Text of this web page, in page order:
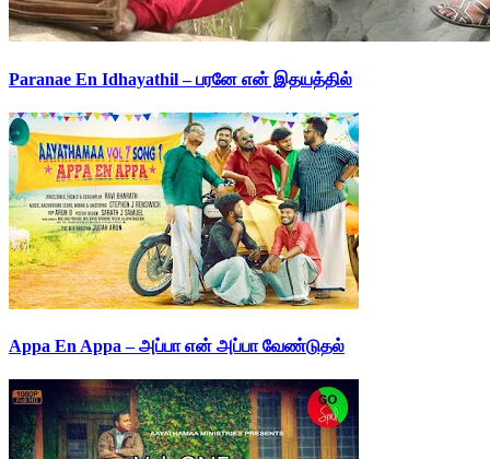
Paranae En Idhayathil – பரனே என் இதயத்தில்
Appa En Appa – அப்பா என் அப்பா வேண்டுதல்